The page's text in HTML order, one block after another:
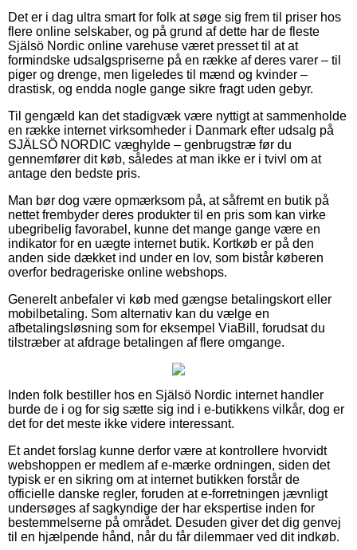
Det er i dag ultra smart for folk at søge sig frem til priser hos
flere online selskaber, og på grund af dette har de fleste
Själsö Nordic online varehuse været presset til at at
formindske udsalgspriserne på en række af deres varer – til
piger og drenge, men ligeledes til mænd og kvinder –
drastisk, og endda nogle gange sikre fragt uden gebyr.
Til gengæld kan det stadigvæk være nyttigt at sammenholde
en række internet virksomheder i Danmark efter udsalg på
SJÄLSÖ NORDIC væghylde – genbrugstræ før du
gennemfører dit køb, således at man ikke er i tvivl om at
antage den bedste pris.
Man bør dog være opmærksom på, at såfremt en butik på
nettet frembyder deres produkter til en pris som kan virke
ubegribelig favorabel, kunne det mange gange være en
indikator for en uægte internet butik. Kortkøb er på den
anden side dækket ind under en lov, som bistår køberen
overfor bedrageriske online webshops.
Generelt anbefaler vi køb med gængse betalingskort eller
mobilbetaling. Som alternativ kan du vælge en
afbetalingsløsning som for eksempel ViaBill, forudsat du
tilstræber at afdrage betalingen af flere omgange.
Inden folk bestiller hos en Själsö Nordic internet handler
burde de i og for sig sætte sig ind i e-butikkens vilkår, dog er
det for det meste ikke videre interessant.
Et andet forslag kunne derfor være at kontrollere hvorvidt
webshoppen er medlem af e-mærke ordningen, siden det
typisk er en sikring om at internet butikken forstår de
officielle danske regler, foruden at e-forretningen jævnligt
undersøges af sagkyndige der har ekspertise inden for
bestemmelserne på området. Desuden giver det dig genvej
til en hjælpende hånd, når du får dilemmaer ved dit indkøb.